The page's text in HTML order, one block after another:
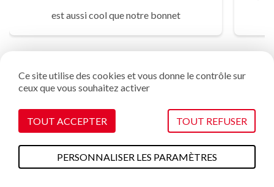
est aussi cool que notre bonnet
Vous allez adorer !
Ce site utilise des cookies et vous donne le contrôle sur
ceux que vous souhaitez activer
TOUT ACCEPTER TOUT REFUSER
PERSONNALISER LES PARAMÈTRES